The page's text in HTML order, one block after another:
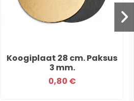
Koogiplaat 28 cm. Paksus
3 mm.
0,80 €